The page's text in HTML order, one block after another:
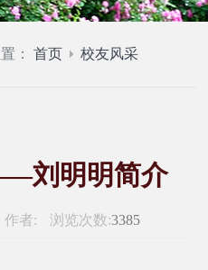
置：首页 校友风采
刘明明简介
作者: 浏览次数:3385